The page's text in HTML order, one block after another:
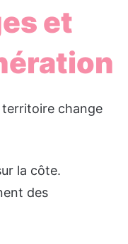
et
territoire change
la côte.
des